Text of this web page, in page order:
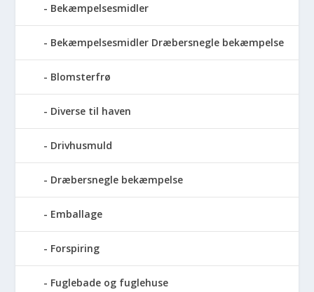
Bekæmpelsesmidler
Bekæmpelsesmidler Dræbersnegle bekæmpelse
Blomsterfrø
Diverse til haven
Drivhusmuld
Dræbersnegle bekæmpelse
Emballage
Forspiring
Fuglebade og fuglehuse